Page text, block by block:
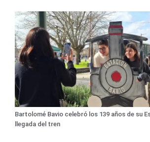
Bartolomé Bavio celebró los 139 años de su
llegada del tren